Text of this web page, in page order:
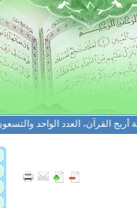
العدد الواحد والتسعون